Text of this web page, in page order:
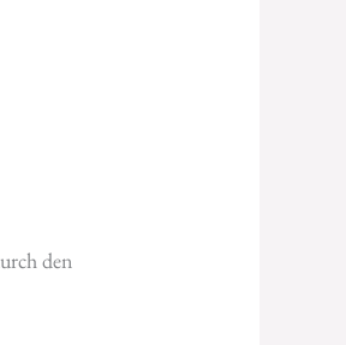
den